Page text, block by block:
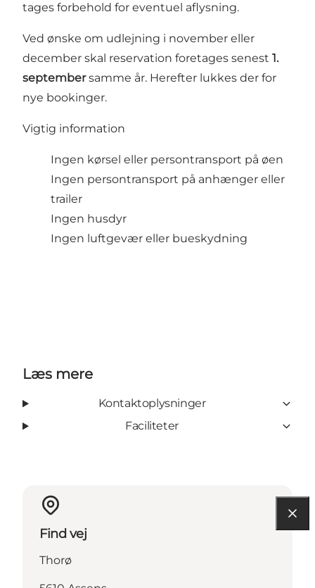
tages forbehold for eventuel aflysning.
Ved ønske om udlejning i november eller
december skal reservation foretages senest 1.
septembersamme år. Herefter lukkes der for
nye bookinger.
Vigtig information
Ingen kørsel eller persontransport på øen
Ingen persontransport på anhænger eller
trailer
Ingen husdyr
Ingen luftgevær eller bueskydning
Læs mere
Kontaktoplysninger
Faciliteter
Find vej
Thorø